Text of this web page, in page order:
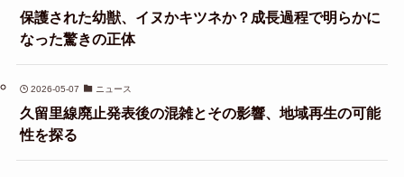
保護された幼獣、イヌかキツネか？成長過程で明らかに
なった驚きの正体
2026-05-07 ニュース
久留里線廃止発表後の混雑とその影響、地域再生の可能
性を探る